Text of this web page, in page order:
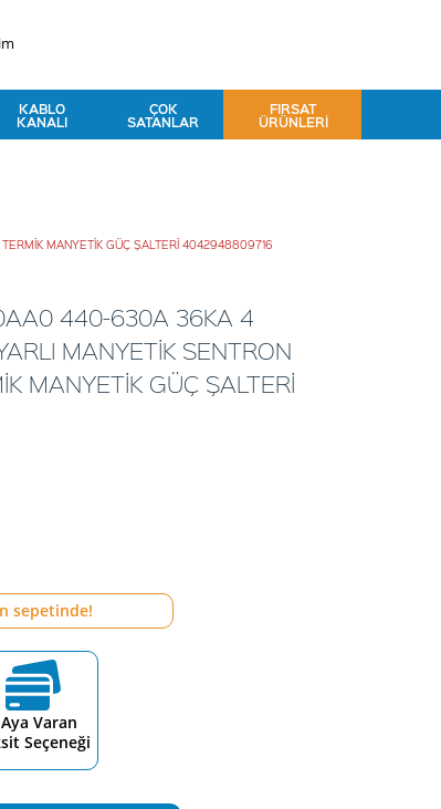
KABLO
KANALI
ÇOK
SATANLAR
FIRSAT
ÜRÜNLERI
MANYETİK GÜÇ ŞALTERİ 4042948809716
440-630A 36KA 4
MANYETİK SENTRON
MANYETİK GÜÇ ŞALTERİ
sepetinde!
Varan
Seçeneği